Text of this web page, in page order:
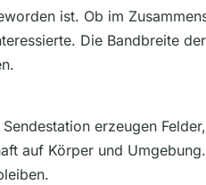
ist. Ob im
Die Bandbreite
erzeugen
auf Körper und